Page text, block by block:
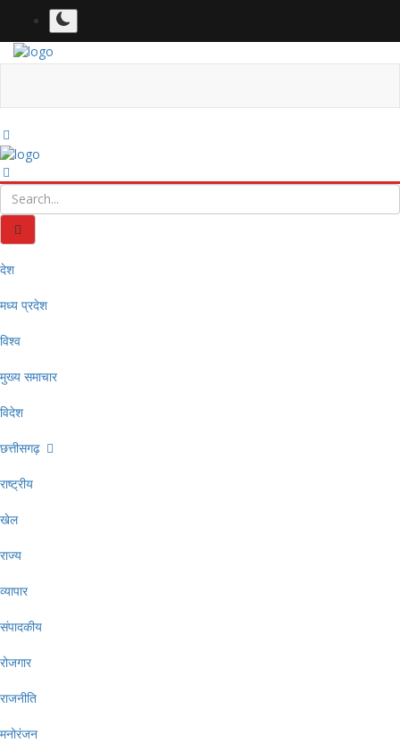
देश
मध्य प्रदेश
विश्व
मुख्य समाचार
विदेश
छत्तीसगढ़
राष्ट्रीय
खेल
राज्य
व्यापार
संपादकीय
रोजगार
राजनीति
मनोरंजन